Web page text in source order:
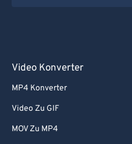
Video Konverter
MP4 Konverter
Video Zu GIF
MOV Zu MP4